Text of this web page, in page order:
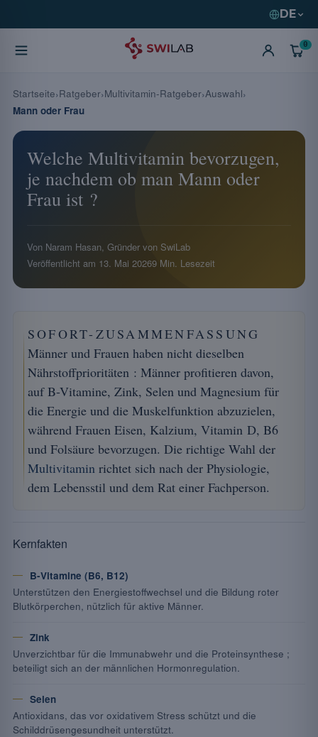
DE
0
Welche Multivitamin bevorzugen,
je nachdem ob man Mann oder
Frau ist ?
Von Naram Hasan, Gründer von SwiLab
Veröffentlicht am 13. Mai 20269 Min. Lesezeit
SOFORT-ZUSAMMENFASSUNG
Männer und Frauen haben nicht dieselben
Nährstoffprioritäten : Männer profitieren davon,
auf B-Vitamine, Zink, Selen und Magnesium für
die Energie und die Muskelfunktion abzuzielen,
während Frauen Eisen, Kalzium, Vitamin D, B6
und Folsäure bevorzugen. Die richtige Wahl der
Multivitamin richtet sich nach der Physiologie,
dem Lebensstil und dem Rat einer Fachperson.
Kernfakten
B-Vitamine (B6, B12)
Unterstützen den Energiestoffwechsel und die Bildung roter
Blutkörperchen, nützlich für aktive Männer.
Zink
Unverzichtbar für die Immunabwehr und die Proteinsynthese ;
beteiligt sich an der männlichen Hormonregulation.
Selen
Antioxidans, das vor oxidativem Stress schützt und die
Schilddrüsengesundheit unterstützt.
Startseite Ratgeber Multivitamin-Ratgeber Auswahl
Mann oder Frau